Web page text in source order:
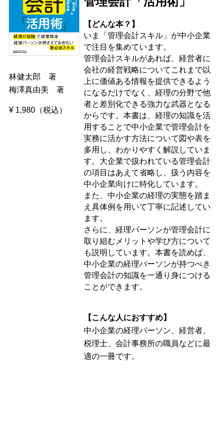
林健太郎 著
梅澤真由美 著
¥ 1,980（税込）
【どんな本？】
いま「管理会計スキル」が中小企業
で注目を集めています。
管理会計スキルがあれば、経営者に
会社の経営戦略についてこれまで以
上に価値ある情報を提供できるよう
になるだけでなく、経理の分野で他
者と差別化できる強力な武器となる
からです。本書は、経理の知識を活
用することで中小企業で管理会計を
実務に活かす方法について図や表を
多用し、わかりやすく解説していま
す。大企業で扱われている管理会計
の項目はあえて省略し、扱う内容を
中小企業向けに特化しています。
また、中小企業の経理の実態を踏ま
え具体例を用いて丁寧に記述してい
ます。
さらに、経理パーソンが管理会計に
取り組むメリットや学び方について
も説明しています。本書を読めば、
中小企業の経理パーソンが持つべき
管理会計の知識を一通り身につける
ことができます。
【こんな人におすすめ】
中小企業の経理パーソン、経営者、
税理士、会計事務所の職員などに最
適の一冊です。